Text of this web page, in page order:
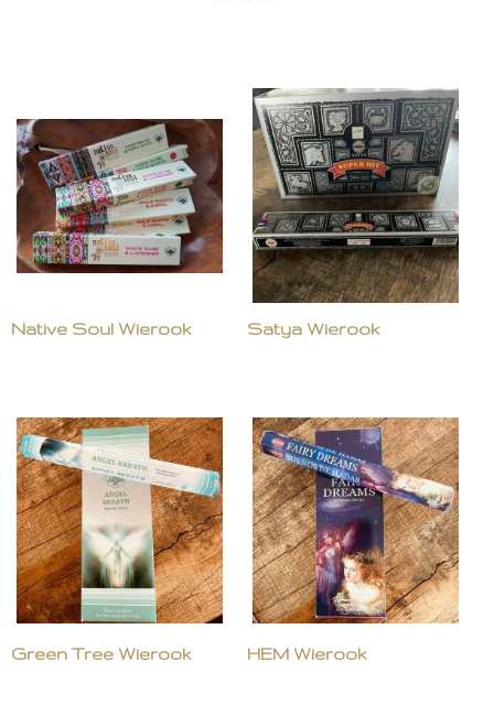
Native Soul Wierook Satya Wierook
Green Tree Wierook HEM Wierook